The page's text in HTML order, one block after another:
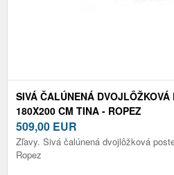
SIVÁ ČALÚNENÁ DVOJLÔŽKOVÁ
180X200 CM TINA - ROPEZ
509,00 EUR
Zľavy. Sivá čalúnená dvojlôžková
Ropez